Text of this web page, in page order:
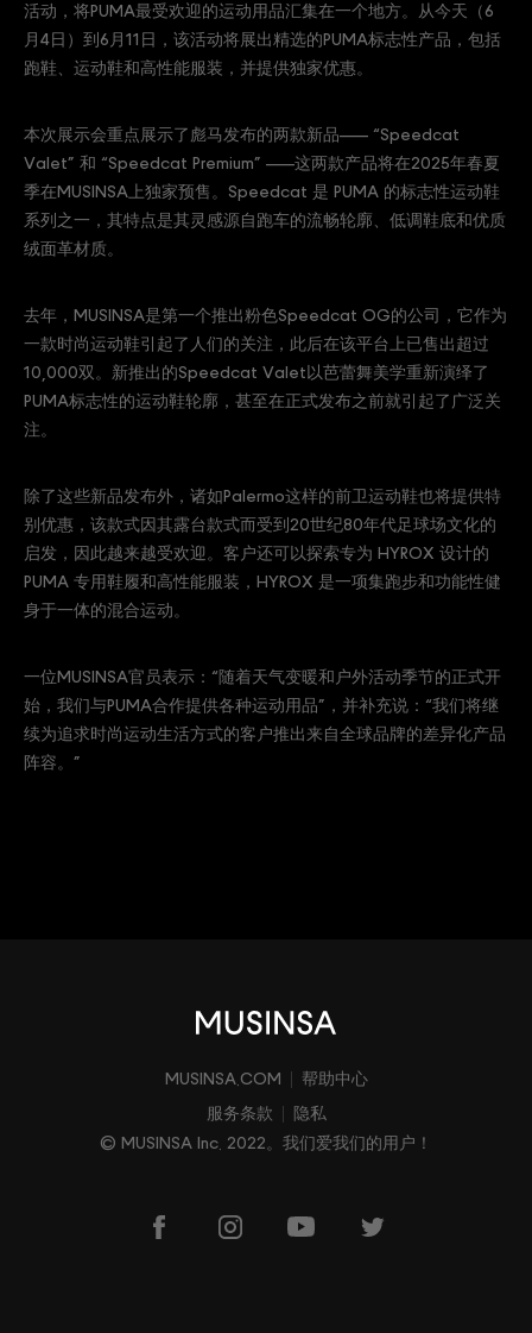
活动，将PUMA最受欢迎的运动用品汇集在一个地方。从今天（6
月4日）到6月11日，该活动将展出精选的PUMA标志性产品，包括
跑鞋、运动鞋和高性能服装，并提供独家优惠。
本次展示会重点展示了彪马发布的两款新品—— “Speedcat
Valet” 和 “Speedcat Premium” ——这两款产品将在2025年春夏
季在MUSINSA上独家预售。Speedcat 是 PUMA 的标志性运动鞋
系列之一，其特点是其灵感源自跑车的流畅轮廓、低调鞋底和优质
绒面革材质。
去年，MUSINSA是第一个推出粉色Speedcat OG的公司，它作为
一款时尚运动鞋引起了人们的关注，此后在该平台上已售出超过
10,000双。新推出的Speedcat Valet以芭蕾舞美学重新演绎了
PUMA标志性的运动鞋轮廓，甚至在正式发布之前就引起了广泛关
注。
除了这些新品发布外，诸如Palermo这样的前卫运动鞋也将提供特
别优惠，该款式因其露台款式而受到20世纪80年代足球场文化的
启发，因此越来越受欢迎。客户还可以探索专为 HYROX 设计的
PUMA 专用鞋履和高性能服装，HYROX 是一项集跑步和功能性健
身于一体的混合运动。
一位MUSINSA官员表示：“随着天气变暖和户外活动季节的正式开
始，我们与PUMA合作提供各种运动用品”，并补充说：“我们将继
续为追求时尚运动生活方式的客户推出来自全球品牌的差异化产品
阵容。”
MUSINSA.COM 帮助中心
服务条款
隐私
© MUSINSA Inc. 2022。我们爱我们的用户！